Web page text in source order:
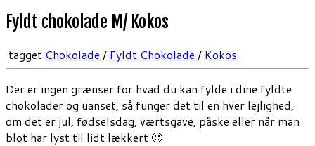
Fyldt chokolade M/ Kokos
tagget Chokolade / Fyldt Chokolade / Kokos
Der er ingen grænser for hvad du kan fylde i dine fyldte
chokolader og uanset, så funger det til en hver lejlighed,
om det er jul, fødselsdag, værtsgave, påske eller når man
blot har lyst til lidt lækkert 🙂